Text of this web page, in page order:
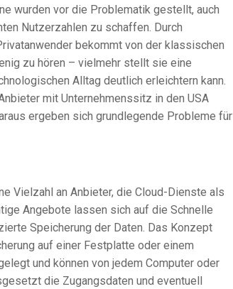
wurden vor die Problematik gestellt, auch
Nutzerzahlen zu schaffen. Durch
bekommt von der klassischen
zu hören – vielmehr stellt sie eine
Alltag deutlich erleichtern kann.
mit Unternehmenssitz in den USA
ergeben sich grundlegende Probleme für
Vielzahl an Anbieter, die Cloud-Dienste als
Angebote lassen sich auf die Schnelle
Speicherung der Daten. Das Konzept
auf einer Festplatte oder einem
und können von jedem Computer oder
die Zugangsdaten und eventuell